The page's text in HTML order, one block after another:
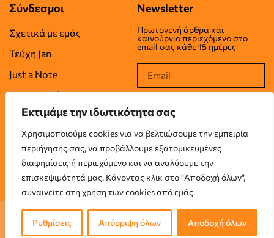
Εκτιμάμε την ιδωτικότητα σας
Χρησιμοποιούμε cookies για να βελτιώσουμε την εμπειρία
περιήγησής σας, να προβάλλουμε εξατομικευμένες
διαφημίσεις ή περιεχόμενο και να αναλύουμε την
επισκεψιμότητά μας. Κάνοντας κλικ στο "Αποδοχή όλων",
συναινείτε στη χρήση των cookies από εμάς.
Ρυθμίσεις Απόρριψη όλων Αποδοχή όλων
Σύνδεσμοι
Σχετικά με εμάς
Τεύχη Jan
Just a Note
Επικοινωνία
Όροι Χρήσης
Πολιτική Απορρήτου
Πολιτική Cookies
Newsletter
Πρωτογενή άρθρα και
καινούργιο περιεχόμενο στο
email σας κάθε 15 ημέρες
© 2026 JUSTANUMBER LTD, London, UK. All rights reserved.
Designed & Created byOnum Group